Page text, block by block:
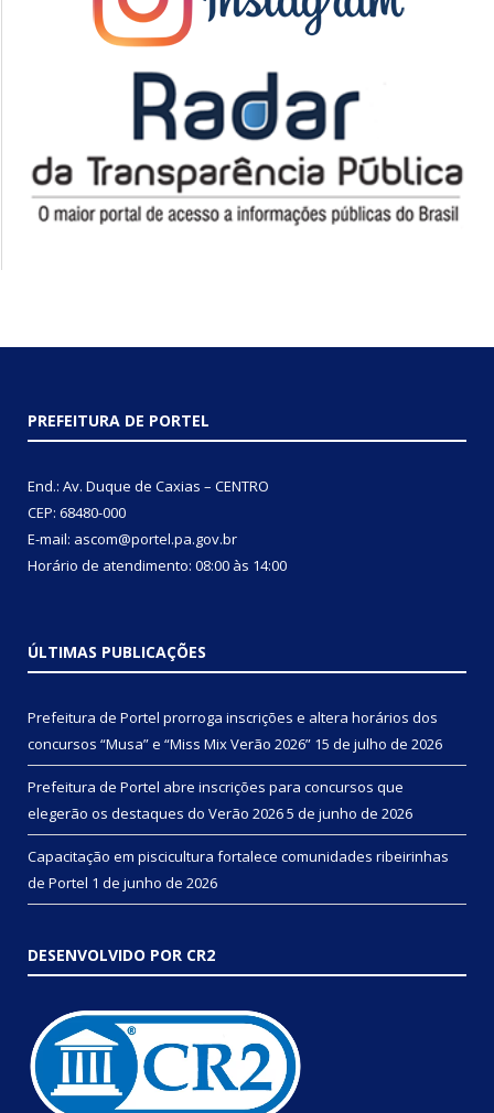
PREFEITURA DE PORTEL
End.: Av. Duque de Caxias – CENTRO
CEP: 68480-000
E-mail: ascom@portel.pa.gov.br
Horário de atendimento: 08:00 às 14:00
ÚLTIMAS PUBLICAÇÕES
Prefeitura de Portel prorroga inscrições e altera horários dos
concursos “Musa” e “Miss Mix Verão 2026” 15 de julho de 2026
Prefeitura de Portel abre inscrições para concursos que
elegerão os destaques do Verão 20265 de junho de 2026
Capacitação em piscicultura fortalece comunidades ribeirinhas
de Portel 1 de junho de 2026
DESENVOLVIDO POR CR2